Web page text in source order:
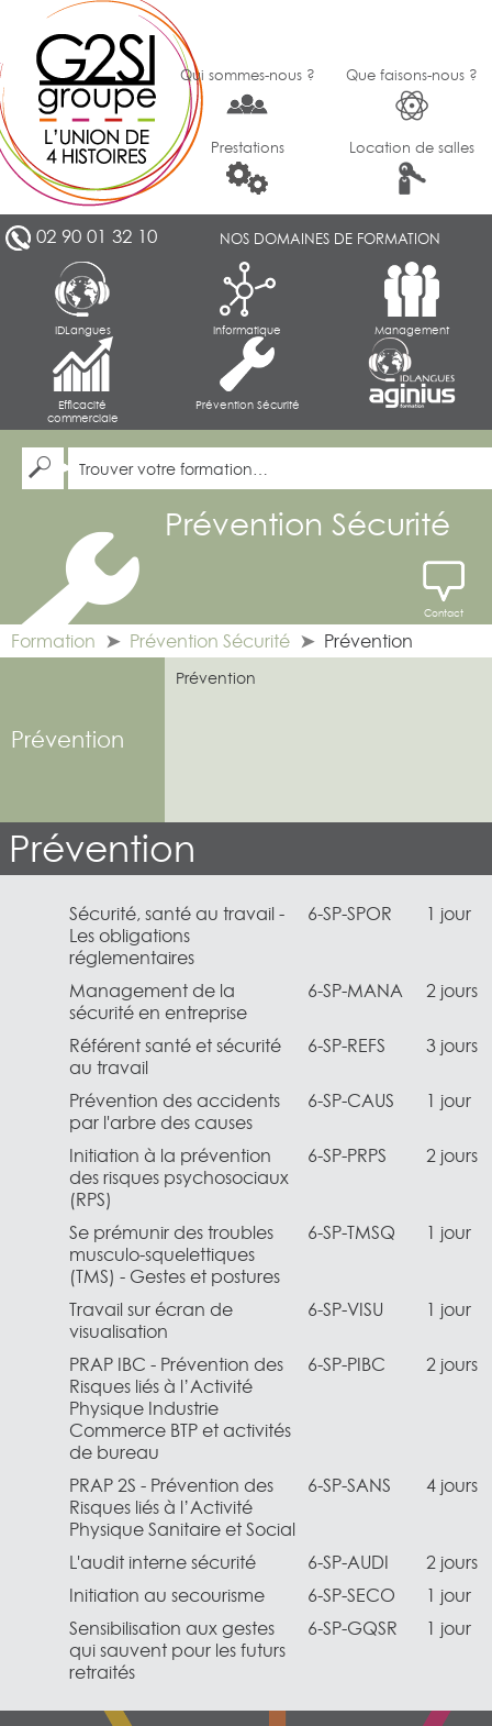
Qui sommes-nous ? Que faisons-nous ?
Prestations Location de salles
02 90 01 32 10 NOS DOMAINES DE FORMATION
IDLangues Informatique Management
Efficacité
commerciale
Prévention Sécurité
Prévention Sécurité
Contact
Formation Prévention Sécurité Prévention
Prévention
Prévention
Prévention
Sécurité, santé au travail -
Les obligations
réglementaires
6-SP-SPOR 1 jour
Management de la
sécurité en entreprise
6-SP-MANA 2 jours
Référent santé et sécurité
au travail
6-SP-REFS 3 jours
Prévention des accidents
par l'arbre des causes
6-SP-CAUS 1 jour
Initiation à la prévention
des risques psychosociaux
(RPS)
6-SP-PRPS 2 jours
Se prémunir des troubles
musculo-squelettiques
(TMS) - Gestes et postures
6-SP-TMSQ 1 jour
Travail sur écran de
visualisation
6-SP-VISU 1 jour
PRAP IBC - Prévention des
Risques liés à l’Activité
Physique Industrie
Commerce BTP et activités
de bureau
6-SP-PIBC 2 jours
PRAP 2S - Prévention des
Risques liés à l’Activité
Physique Sanitaire et Social
6-SP-SANS 4 jours
L'audit interne sécurité 6-SP-AUDI
2 jours
Initiation au secourisme
6-SP-SECO
1 jour
Sensibilisation aux gestes
qui sauvent pour les futurs
retraités
6-SP-GQSR 1 jour